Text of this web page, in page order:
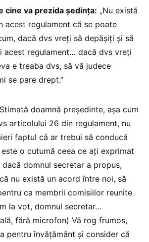
cine va prezida ședința: „Nu există
acest regulament că se poate
dacă dvs vreți să depășiți și să
acest regulament… dacă dvs vreți
e treaba dvs, să vă judece
se pare drept.”
doamnă președinte, așa cum
articolului 26 din regulament, nu
faptul că ar trebui să conducă
o cutumă ceea ce ați exprimat
dacă domnul secretar a propus,
nu există un acord între noi, să
ca membrii comisiilor reunite
la vot, domnul secretar…
fără microfon) Vă rog frumos,
pentru învățământ și consider că